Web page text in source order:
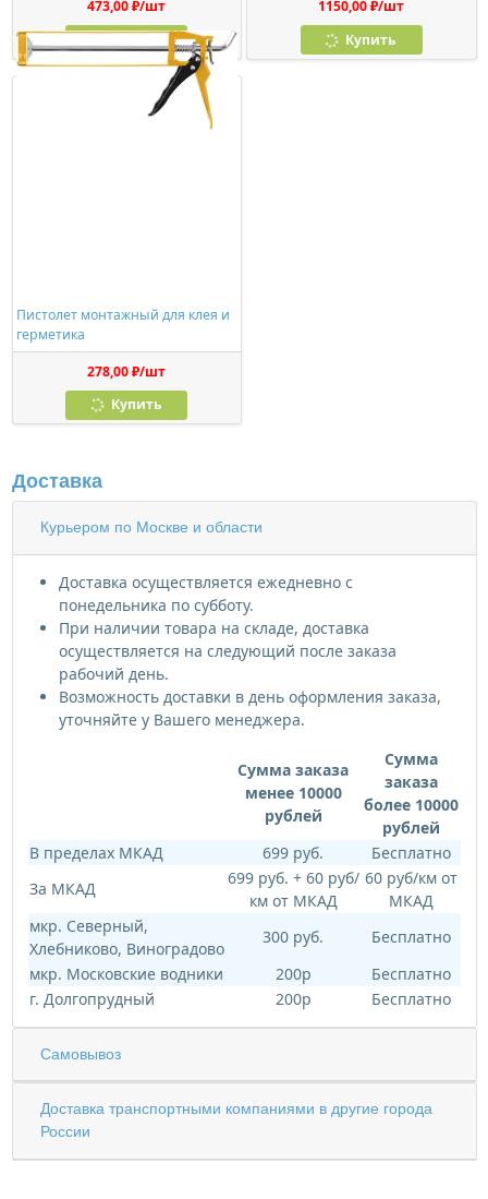
473,00 ₽/шт
Купить
1150,00 ₽/шт
Купить
Пистолет монтажный для клея и
герметика
278,00 ₽/шт
Купить
Доставка
Курьером по Москве и области
Доставка осуществляется ежедневно с
понедельника по субботу.
При наличии товара на складе, доставка
осуществляется на следующий после заказа
рабочий день.
Возможность доставки в день оформления заказа,
уточняйте у Вашего менеджера.
Сумма заказа
менее 10000
рублей
Сумма
заказа
более 10000
рублей
В пределах МКАД
699 руб.
Бесплатно
За МКАД
699 руб. + 60 руб/
км от МКАД
60 руб/км от
МКАД
мкр. Северный,
Хлебниково, Виноградово
300 руб.
Бесплатно
мкр. Московские водники
200р
Бесплатно
г. Долгопрудный
200р Бесплатно
Самовывоз
Доставка транспортными компаниями в другие города
России